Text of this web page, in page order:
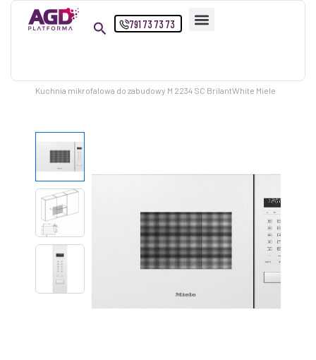
Przejdź
791 73 73 73
Kuchnia mikrofalowa do zabudowy M 2234 SC BrilantWhite Miele